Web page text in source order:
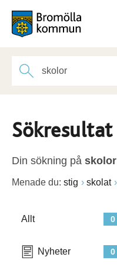
Sökresultat
Din sökning på skolor
Menade du: stig skolat
0
Allt
0
Nyheter